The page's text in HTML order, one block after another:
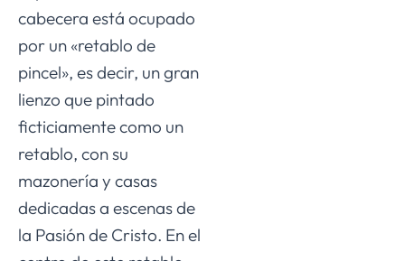
cabecera está ocupado
por un «retablo de
pincel», es decir, un gran
lienzo que pintado
ficticiamente como un
retablo, con su
mazonería y casas
dedicadas a escenas de
la Pasión de Cristo. En el